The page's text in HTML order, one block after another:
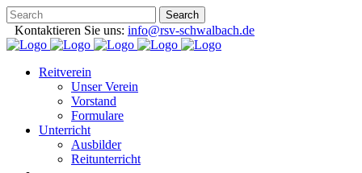
Kontaktieren Sie uns: info@rsv-schwalbach.de
Reitverein
Unser Verein
Vorstand
Formulare
Unterricht
Ausbilder
Reitunterricht